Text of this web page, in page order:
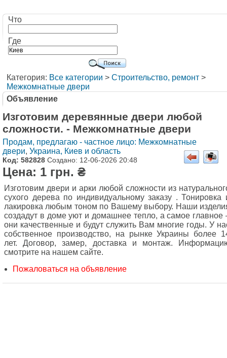
Что
Где
Категория: Все категории > Строительство, ремонт >
Межкомнатные двери
Объявление
Изготовим деревянные двери любой
сложности. - Межкомнатные двери
Продам, предлагаю - частное лицо: Межкомнатные
двери, Украина, Киев и область
Код: 582828 Создано: 12-06-2026 20:48
Цена: 1 грн. ₴
Изготовим двери и арки любой сложности из
сухого дерева по индивидуальному заказу . Тонировка
лакировка любым тоном по Вашему выбору. Наши
создадут в доме уют и домашнее тепло, а самое главное
они качественные и будут служить Вам многие годы. У
собственное производство, на рынке Украины более
лет. Договор, замер, доставка и монтаж.
смотрите на нашем сайте.
Пожаловаться на объявление